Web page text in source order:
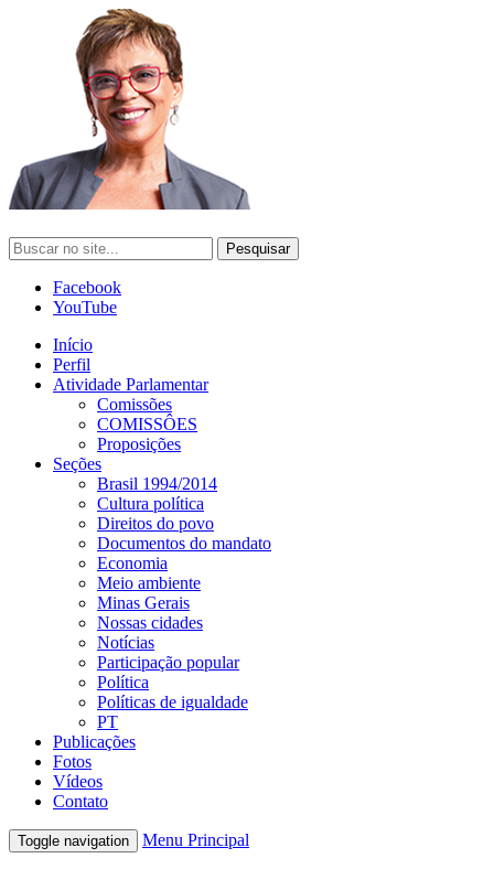
Facebook
YouTube
Início
Perfil
Atividade Parlamentar
Comissões
COMISSÔES
Proposições
Seções
Brasil 1994/2014
Cultura política
Direitos do povo
Documentos do mandato
Economia
Meio ambiente
Minas Gerais
Nossas cidades
Notícias
Participação popular
Política
Políticas de igualdade
PT
Publicações
Fotos
Vídeos
Contato
Toggle navigation Menu Principal